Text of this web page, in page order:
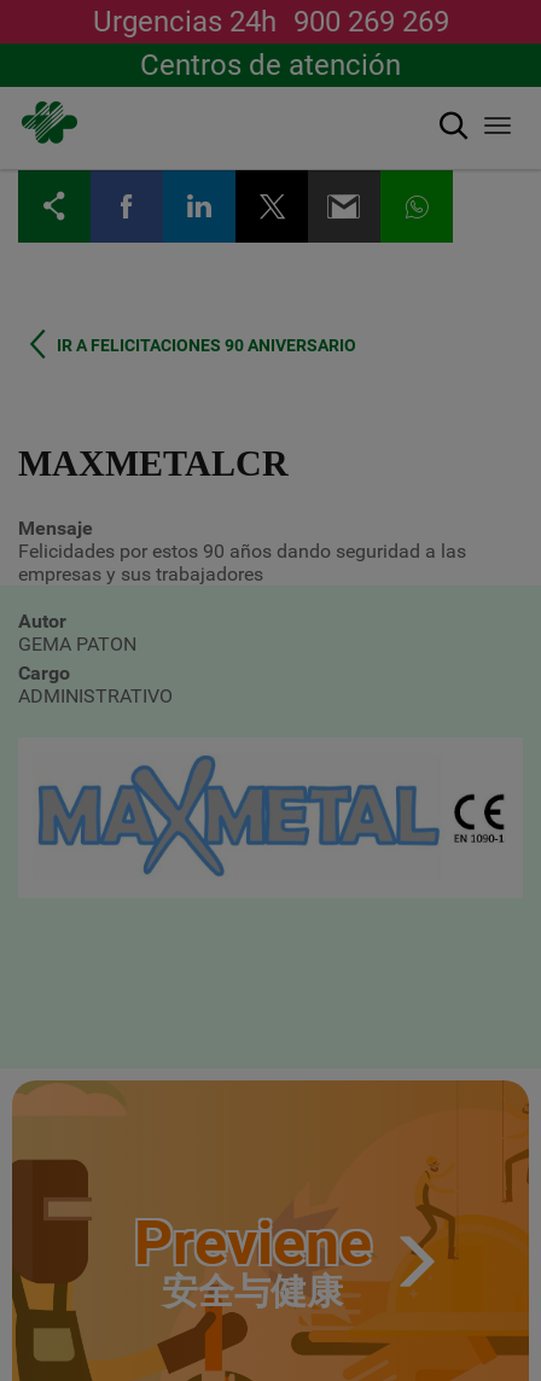
主
Urgencias 24h 900 269 269
Centros de atención
搜索
IR A FELICITACIONES 90 ANIVERSARIO
MAXMETALCR
Mensaje
Felicidades por estos 90 años dando seguridad a las
empresas y sus trabajadores
Autor
GEMA PATON
Cargo
ADMINISTRATIVO
Previene
安全与健康